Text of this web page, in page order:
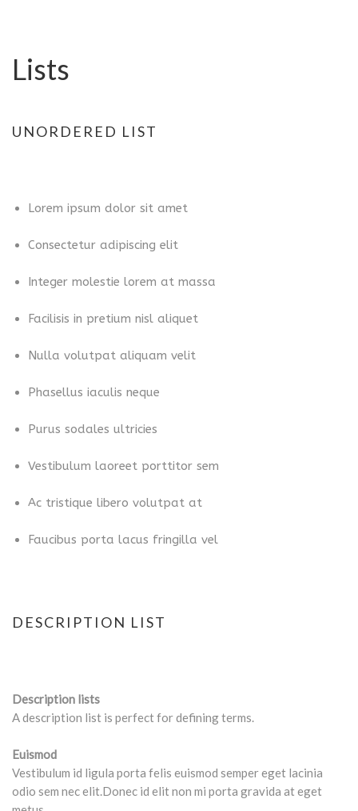
Lists
UNORDERED LIST
Lorem ipsum dolor sit amet
Consectetur adipiscing elit
Integer molestie lorem at massa
Facilisis in pretium nisl aliquet
Nulla volutpat aliquam velit
Phasellus iaculis neque
Purus sodales ultricies
Vestibulum laoreet porttitor sem
Ac tristique libero volutpat at
Faucibus porta lacus fringilla vel
DESCRIPTION LIST
Description lists
A description list is perfect for defining terms.
Euismod
Vestibulum id ligula porta felis euismod semper eget lacinia
odio sem nec elit.Donec id elit non mi porta gravida at eget